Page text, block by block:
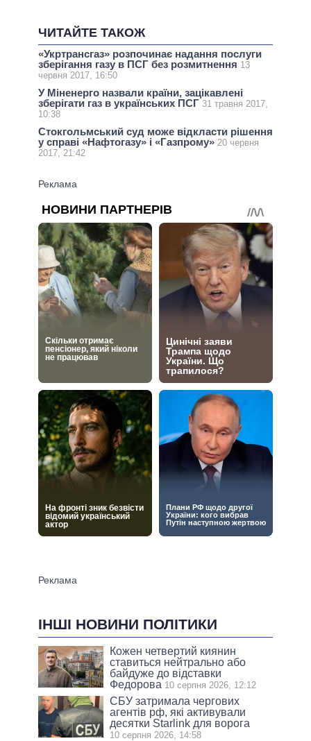
ЧИТАЙТЕ ТАКОЖ
«Укртрансгаз» розпочинає надання послуги
зберігання газу в ПСГ без розмитнення 13
червня 2017, 16:50
У Міненерго назвали країни, зацікавлені
зберігати газ в українських ПСГ 31 травня 2017,
10:38
Стокгольмський суд може відкласти рішення
у справі «Нафтогазу» і «Газпрому» 20 червня
2017, 21:42
ІНШІ НОВИНИ ПОЛІТИКИ
Кожен четвертий киянин
ставиться нейтрально або
байдуже до відставки
Федорова 10 серпня 2026, 12:12
СБУ затримала чергових
агентів рф, які активували
десятки Starlink для ворога
10 серпня 2026, 14:58